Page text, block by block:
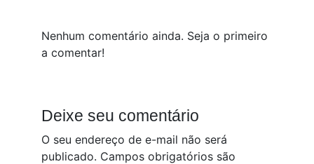
Nenhum comentário ainda. Seja o primeiro
a comentar!
Deixe seu comentário
O seu endereço de e-mail não será
publicado. Campos obrigatórios são